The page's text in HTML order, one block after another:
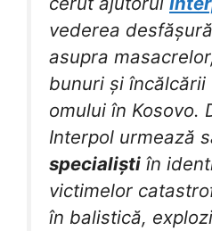
vederea
asupra
bunuri și
omului în Kosovo.
Interpol urmează
specialiști în
victimelor
în balistică,